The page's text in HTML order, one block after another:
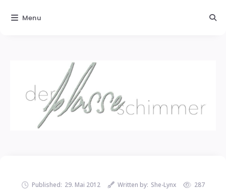
Published: 29. Mai 2012 Written by: She-Lynx
287
Menu